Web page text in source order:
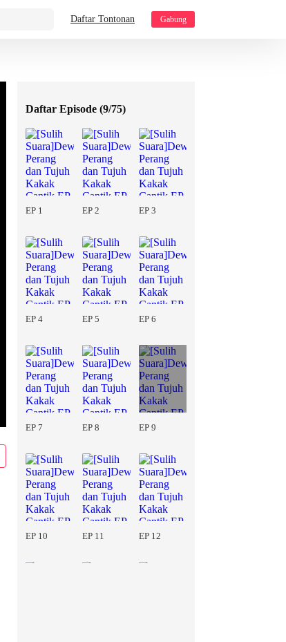
Daftar Tontonan Gabung
Daftar Episode (9/75)
EP 1 EP 2 EP 3
EP 4 EP 5 EP 6
EP 7 EP 8 EP 9
EP 10 EP 11 EP 12